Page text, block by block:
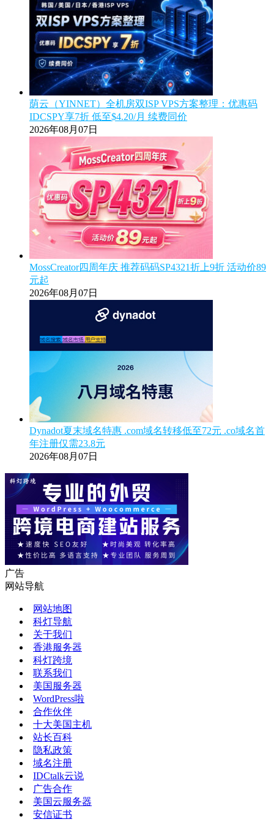
荫云（YINNET）全机房双ISP VPS方案整理：优惠码
IDCSPY享7折 低至$4.20/月 续费同价
2026年08月07日
MossCreator四周年庆 推荐码码SP4321折上9折 活动价89
元起
2026年08月07日
Dynadot夏末域名特惠 .com域名转移低至72元 .co域名首
年注册仅需23.8元
2026年08月07日
广告
网站导航
网站地图
科灯导航
关于我们
香港服务器
科灯跨境
联系我们
美国服务器
WordPress啦
合作伙伴
十大美国主机
站长百科
隐私政策
域名注册
IDCtalk云说
广告合作
美国云服务器
安信证书